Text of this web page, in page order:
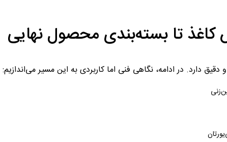
کاغذ تا بسته‌بندی محصول نهایی
دقیق دارد. در ادامه، نگاهی فنی اما کاربردی به این مسیر می‌اندازیم: